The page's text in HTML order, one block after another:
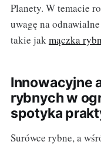
Planety. W temacie
uwagę na
takie jakmączka
Innowacyjne
rybnych w
spotyka
Surówce rybne, a